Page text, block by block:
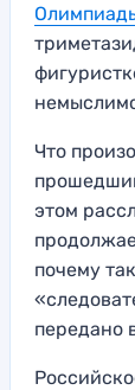
Что
этом
почему
передано